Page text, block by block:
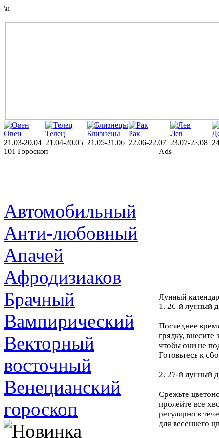
\n
Овен
21.03-20.04
Телец
21.04-20.05
Близнецы
21.05-21.06
Рак
22.06-22.07
Лев
23.07-23.08
101 Гороскоп
Автомобильный
Анти-любовный
Апачей
Афродизиаков
Брачный
Вампирический
Векторный
восточный
Венецианский
гороскоп
Ads
Лунный
1. 26-й лунный
Последнее
грядку,
чтобы они не
Готовьтесь к
2. 27-й лунный
Срежьте
пролейте все
регулярно в
для весеннего